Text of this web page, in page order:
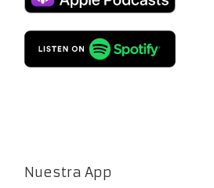
Nuestra App